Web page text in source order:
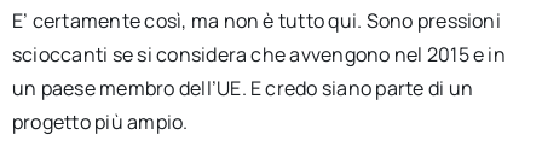
E’ certamente così, ma non è tutto qui. Sono pressioni
scioccanti se si considera che avvengono nel 2015 e in
un paese membro dell’UE. E credo siano parte di un
progetto più ampio.